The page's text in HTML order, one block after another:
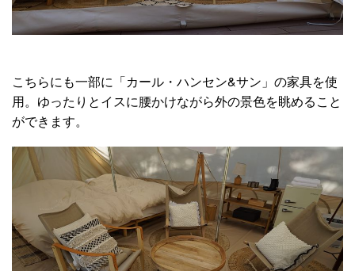
こちらにも一部に「カール・ハンセン&サン」の家具を使
用。ゆったりとイスに腰かけながら外の景色を眺めること
ができます。